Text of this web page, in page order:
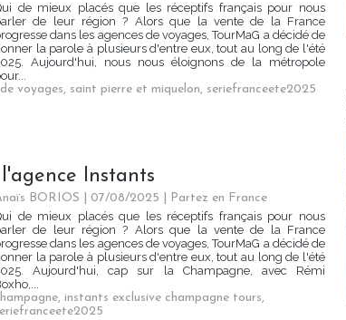
de mieux placés que les réceptifs français pour nous
de leur région ? Alors que la vente de la France
dans les agences de voyages, TourMaG a décidé de
la parole à plusieurs d'entre eux, tout au long de l'été
Aujourd'hui, nous nous éloignons de la métropole
voyages, saint pierre et miquelon, seriefranceete2025
Instants
BORIOS | 07/08/2025
Partez en France
de mieux placés que les réceptifs français pour nous
de leur région ? Alors que la vente de la France
dans les agences de voyages, TourMaG a décidé de
la parole à plusieurs d'entre eux, tout au long de l'été
Aujourd'hui, cap sur la Champagne, avec Rémi
, instants exclusive champagne tours,